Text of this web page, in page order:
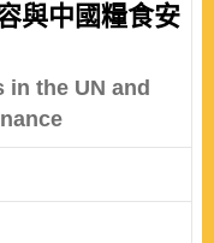
與中國糧食安
the UN and